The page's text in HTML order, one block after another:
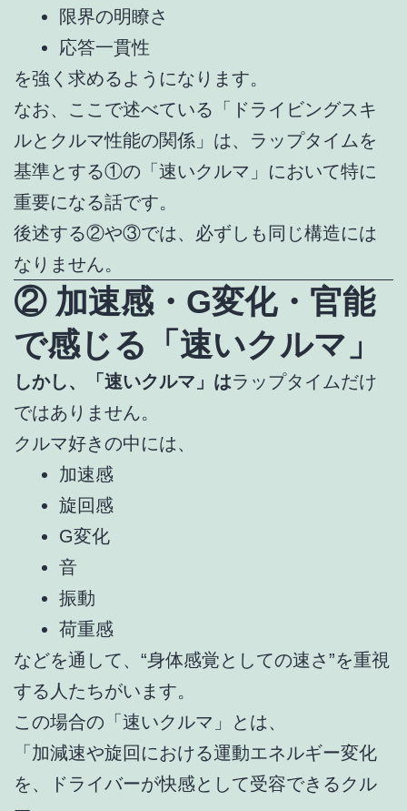
限界の明瞭さ
応答一貫性
を強く求めるようになります。
なお、ここで述べている「ドライビングスキ
ルとクルマ性能の関係」は、ラップタイムを
基準とする①の「速いクルマ」において特に
重要になる話です。
後述する②や③では、必ずしも同じ構造には
なりません。
② 加速感・G変化・官能
で感じる「速いクルマ」
しかし、「速いクルマ」はラップタイムだけ
ではありません。
クルマ好きの中には、
加速感
旋回感
G変化
音
振動
荷重感
などを通して、“身体感覚としての速さ”を重視
する人たちがいます。
この場合の「速いクルマ」とは、
「加減速や旋回における運動エネルギー変化
を、ドライバーが快感として受容できるクル